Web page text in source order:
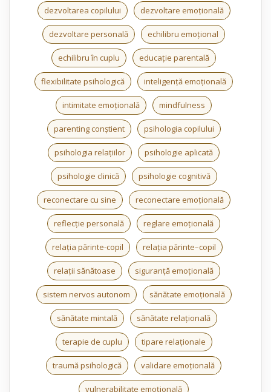
dezvoltarea copilului dezvoltare emoțională
dezvoltare personală echilibru emoțional
echilibru în cuplu educație parentală
flexibilitate psihologică inteligență emoțională
intimitate emoțională mindfulness
parenting conștient psihologia copilului
psihologia relațiilor psihologie aplicată
psihologie clinică psihologie cognitivă
reconectare cu sine reconectare emoțională
reflecție personală reglare emoțională
relația părinte-copil relația părinte–copil
relații sănătoase siguranță emoțională
sistem nervos autonom sănătate emoțională
sănătate mintală sănătate relațională
terapie de cuplu tipare relaționale
traumă psihologică validare emoțională
vulnerabilitate emoțională